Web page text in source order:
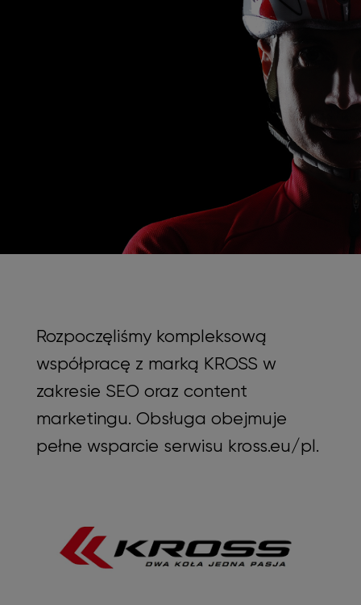
Rozpoczęliśmy kompleksową
współpracę z marką KROSS w
zakresie SEO oraz content
marketingu. Obsługa obejmuje
pełne wsparcie serwisu kross.eu/pl.